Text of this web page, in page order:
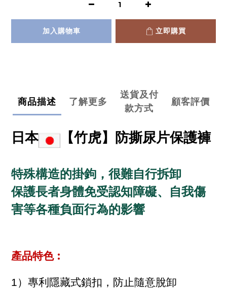
加入購物車 立即購買
商品描述 了解更多
送貨及付
款方式
顧客評價
日本 【竹虎】防撕尿片保護褲
特殊構造的掛鉤，很難自行拆卸
保護長者身體免受認知障礙、自我傷
害等各種負面行為的影響
產品特色 :
1）專利隱藏式鎖扣，防止隨意脫卸